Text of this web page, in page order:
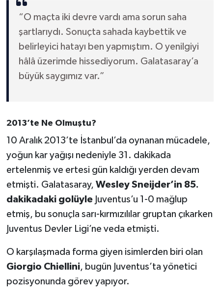
“O maçta iki devre vardı ama sorun saha
şartlarıydı. Sonuçta sahada kaybettik ve
belirleyici hatayı ben yapmıştım. O yenilgiyi
hâlâ üzerimde hissediyorum. Galatasaray’a
büyük saygımız var.”
2013’te Ne Olmuştu?
10 Aralık 2013’te İstanbul’da oynanan mücadele,
yoğun kar yağışı nedeniyle 31. dakikada
ertelenmiş ve ertesi gün kaldığı yerden devam
etmişti. Galatasaray, Wesley Sneijder’in 85.
dakikadaki golüyleJuventus’u 1-0 mağlup
etmiş, bu sonuçla sarı-kırmızılılar gruptan çıkarken
Juventus Devler Ligi’ne veda etmişti.
O karşılaşmada forma giyen isimlerden biri olan
Giorgio Chiellini, bugün Juventus’ta yönetici
pozisyonunda görev yapıyor.